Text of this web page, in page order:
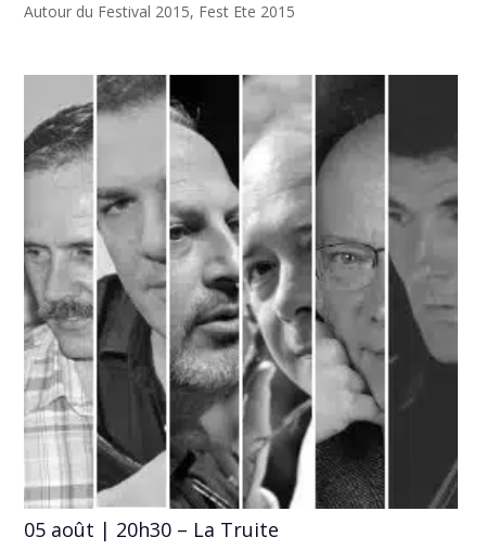
Autour du Festival 2015, Fest Ete 2015
05 août | 20h30 – La Truite